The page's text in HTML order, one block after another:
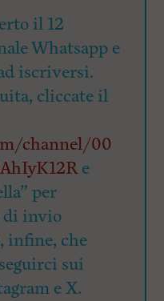
il 12
Whatsapp e
iscriversi.
cliccate il
channel/00
e
per
di invio
infine, che
sui
e X.